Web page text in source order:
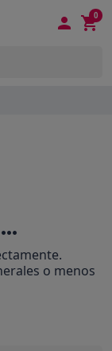
 
0
o menos